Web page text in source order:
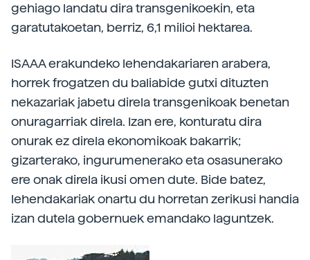
gehiago landatu dira transgenikoekin, eta
garatutakoetan, berriz, 6,1 milioi hektarea.
ISAAA erakundeko lehendakariaren arabera,
horrek frogatzen du baliabide gutxi dituzten
nekazariak jabetu direla transgenikoak benetan
onuragarriak direla. Izan ere, konturatu dira
onurak ez direla ekonomikoak bakarrik;
gizarterako, ingurumenerako eta osasunerako
ere onak direla ikusi omen dute. Bide batez,
lehendakariak onartu du horretan zerikusi handia
izan dutela gobernuek emandako laguntzek.